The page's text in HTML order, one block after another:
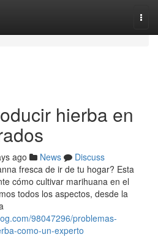
hierba en
ago News
Discuss
fresca de ir de tu hogar? Esta
cómo cultivar marihuana en el
todos los aspectos, desde la
98047296/problemas-
como-un-experto